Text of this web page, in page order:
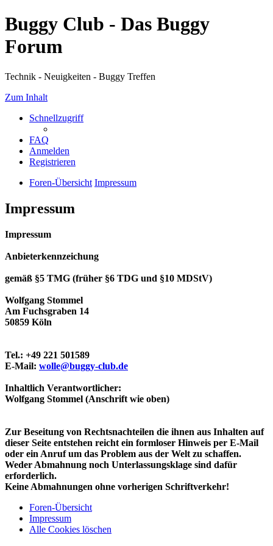
Buggy Club - Das Buggy
Forum
Technik - Neuigkeiten - Buggy Treffen
Zum Inhalt
Schnellzugriff
FAQ
Anmelden
Registrieren
Foren-Übersicht Impressum
Impressum
Impressum
Anbieterkennzeichung
gemäß §5 TMG (früher §6 TDG und §10 MDStV)
Wolfgang Stommel
Am Fuchsgraben 14
50859 Köln
Tel.: +49 221 501589
E-Mail: wolle@buggy-club.de
Inhaltlich Verantwortlicher:
Wolfgang Stommel (Anschrift wie oben)
Zur Beseitung von Rechtsnachteilen die ihnen aus Inhalten auf
dieser Seite entstehen reicht ein formloser Hinweis per E-Mail
oder ein Anruf um das Problem aus der Welt zu schaffen.
Weder Abmahnung noch Unterlassungsklage sind dafür
erforderlich.
Keine Abmahnungen ohne vorherigen Schriftverkehr!
Foren-Übersicht
Impressum
Alle Cookies löschen